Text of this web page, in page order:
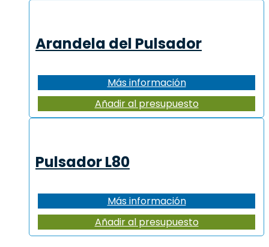
Arandela del Pulsador
Más información
Añadir al presupuesto
Pulsador L80
Más información
Añadir al presupuesto